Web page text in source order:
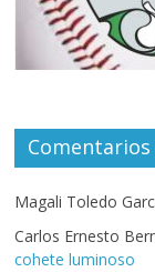
Magali Toledo
Carlos Ernesto
cohete luminoso